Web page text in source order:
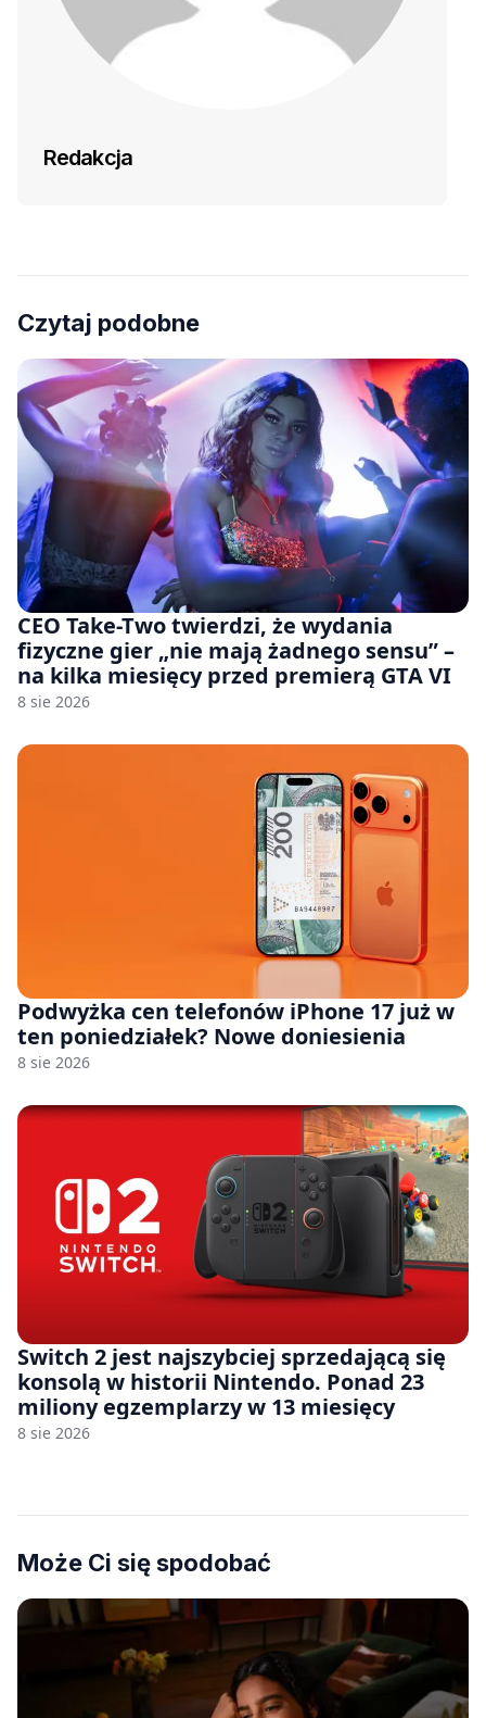
Redakcja
Czytaj podobne
CEO Take-Two twierdzi, że wydania
fizyczne gier „nie mają żadnego sensu” –
na kilka miesięcy przed premierą GTA VI
8 sie 2026
Podwyżka cen telefonów iPhone 17 już w
ten poniedziałek? Nowe doniesienia
8 sie 2026
Switch 2 jest najszybciej sprzedającą się
konsolą w historii Nintendo. Ponad 23
miliony egzemplarzy w 13 miesięcy
8 sie 2026
Może Ci się spodobać